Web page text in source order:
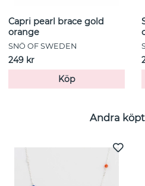
Capri pearl brace gold
orange
SNÖ OF SWEDEN
249 kr
Köp
Andra